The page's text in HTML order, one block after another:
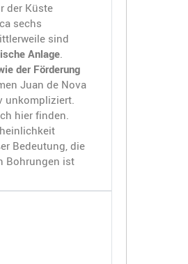
der Küste
sechs
sind
Anlage.
der Förderung
Juan de Nova
unkompliziert.
hier finden.
Bedeutung, die
Bohrungen ist